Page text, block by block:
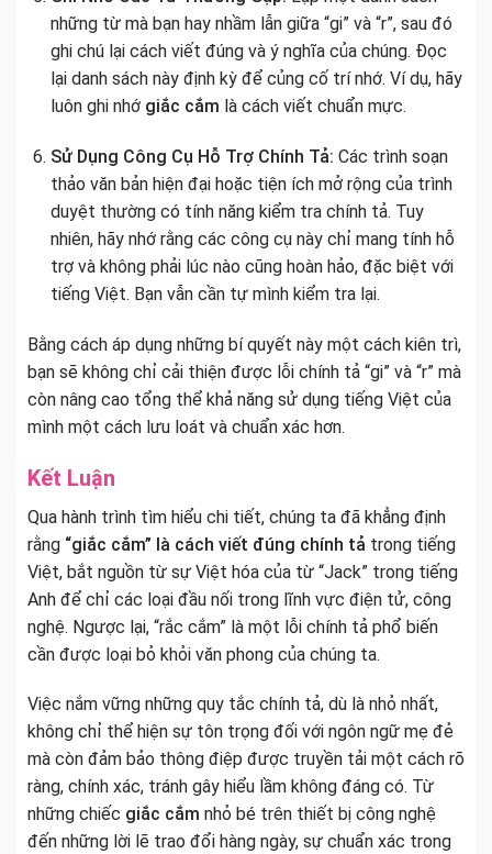
những từ mà bạn hay nhầm lẫn giữa “gi” và “r”, sau đó
ghi chú lại cách viết đúng và ý nghĩa của chúng. Đọc
lại danh sách này định kỳ để củng cố trí nhớ. Ví dụ, hãy
luôn ghi nhớ giắc cắm là cách viết chuẩn mực.
Sử Dụng Công Cụ Hỗ Trợ Chính Tả: Các trình soạn
thảo văn bản hiện đại hoặc tiện ích mở rộng của trình
duyệt thường có tính năng kiểm tra chính tả. Tuy
nhiên, hãy nhớ rằng các công cụ này chỉ mang tính hỗ
trợ và không phải lúc nào cũng hoàn hảo, đặc biệt với
tiếng Việt. Bạn vẫn cần tự mình kiểm tra lại.
Bằng cách áp dụng những bí quyết này một cách kiên trì,
bạn sẽ không chỉ cải thiện được lỗi chính tả “gi” và “r” mà
còn nâng cao tổng thể khả năng sử dụng tiếng Việt của
mình một cách lưu loát và chuẩn xác hơn.
Kết Luận
Qua hành trình tìm hiểu chi tiết, chúng ta đã khẳng định
rằng “giắc cắm” là cách viết đúng chính tả trong tiếng
Việt, bắt nguồn từ sự Việt hóa của từ “Jack” trong tiếng
Anh để chỉ các loại đầu nối trong lĩnh vực điện tử, công
nghệ. Ngược lại, “rắc cắm” là một lỗi chính tả phổ biến
cần được loại bỏ khỏi văn phong của chúng ta.
Việc nắm vững những quy tắc chính tả, dù là nhỏ nhất,
không chỉ thể hiện sự tôn trọng đối với ngôn ngữ mẹ đẻ
mà còn đảm bảo thông điệp được truyền tải một cách rõ
ràng, chính xác, tránh gây hiểu lầm không đáng có. Từ
những chiếc giắc cắm nhỏ bé trên thiết bị công nghệ
đến những lời lẽ trao đổi hàng ngày, sự chuẩn xác trong